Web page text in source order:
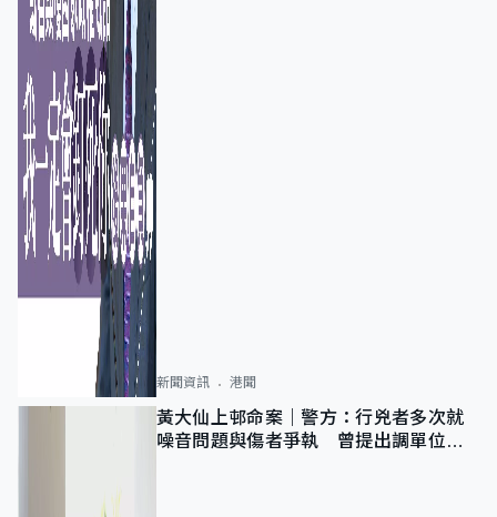
新聞資訊 港聞
黃大仙上邨命案｜警方：行兇者多次就
噪音問題與傷者爭執 曾提出調單位已